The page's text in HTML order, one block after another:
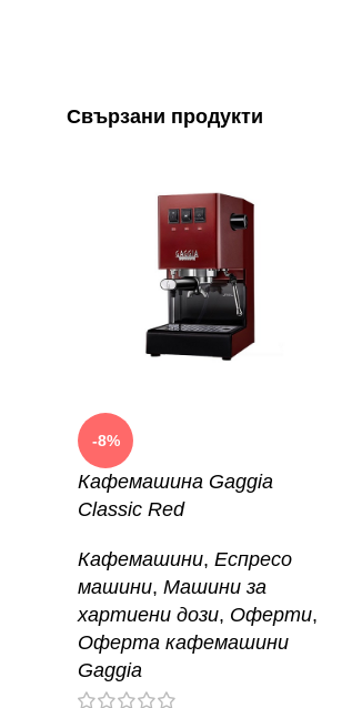
Свързани продукти
-8%
Кафемашина Gaggia
Classic Red
Кафемашини, Еспресо
машини, Машини за
хартиени дози, Оферти,
Оферта кафемашини
Gaggia